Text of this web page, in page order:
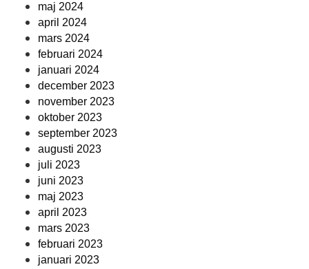
maj 2024
april 2024
mars 2024
februari 2024
januari 2024
december 2023
november 2023
oktober 2023
september 2023
augusti 2023
juli 2023
juni 2023
maj 2023
april 2023
mars 2023
februari 2023
januari 2023